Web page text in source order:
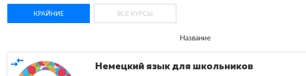
КРАЙНИЕ ВСЕ КУРСЫ
Название
compare_arrows Немецкий язык для школьников